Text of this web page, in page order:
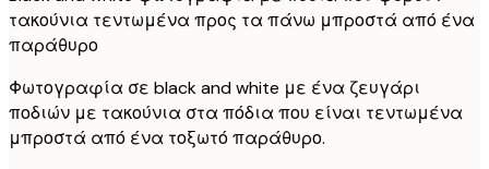
τακούνια τεντωμένα προς τα πάνω μπροστά από ένα
παράθυρο
Φωτογραφία σε black and white με ένα ζευγάρι
ποδιών με τακούνια στα πόδια που είναι τεντωμένα
μπροστά από ένα τοξωτό παράθυρο.